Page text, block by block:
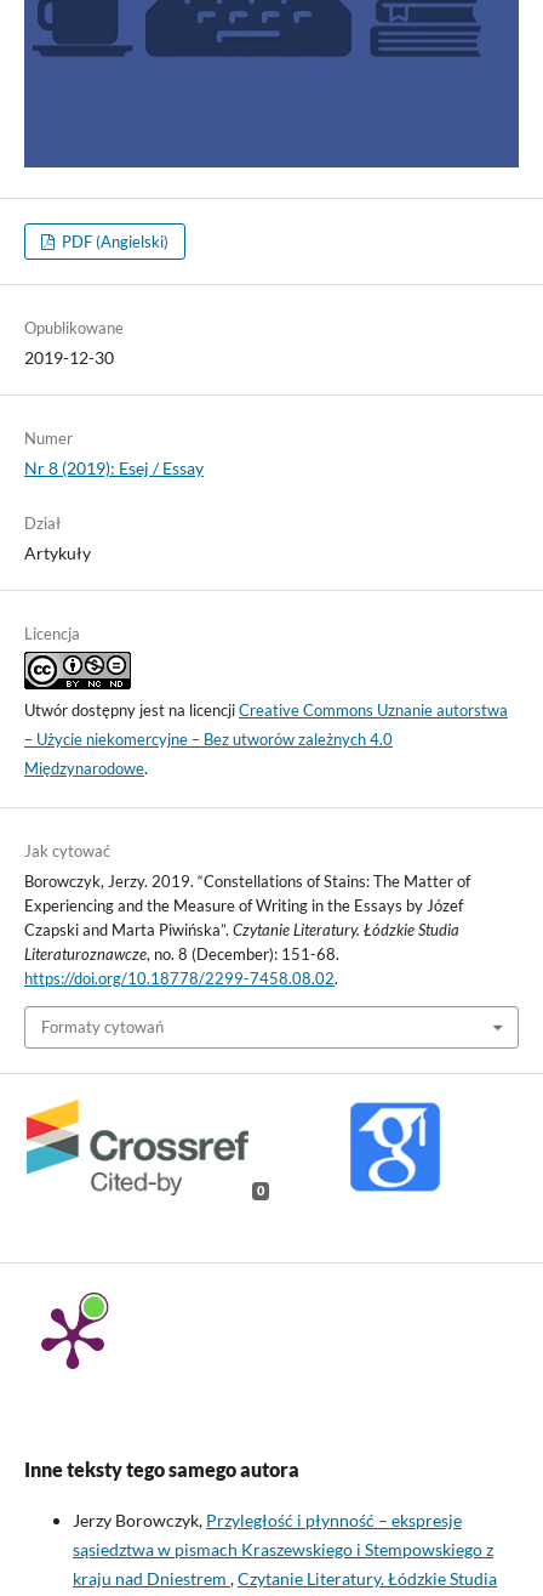
PDF (Angielski)
Opublikowane
2019-12-30
Numer
Nr 8 (2019): Esej / Essay
Dział
Artykuły
Licencja
Utwór dostępny jest na licencjiCreative Commons Uznanie autorstwa
– Użycie niekomercyjne – Bez utworów zależnych 4.0
Międzynarodowe.
Jak cytować
Borowczyk, Jerzy. 2019. “Constellations of Stains: The Matter of
Experiencing and the Measure of Writing in the Essays by Józef
Czapski and Marta Piwińska”. Czytanie Literatury. Łódzkie Studia
Literaturoznawcze, no. 8 (December): 151-68.
https://doi.org/10.18778/2299-7458.08.02.
Formaty cytowań
0
Inne teksty tego samego autora
Jerzy Borowczyk, Przyległość i płynność – ekspresje
sąsiedztwa w pismach Kraszewskiego i Stempowskiego z
kraju nad Dniestrem ,Czytanie Literatury. Łódzkie Studia